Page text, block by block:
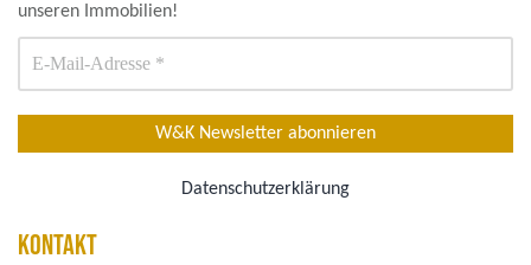
unseren Immobilien!
Datenschutzerklärung
KONTAKT